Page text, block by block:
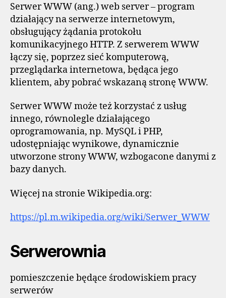
Serwer WWW (ang.) web server – program
działający na serwerze internetowym,
obsługujący żądania protokołu
komunikacyjnego HTTP. Z serwerem WWW
łączy się, poprzez sieć komputerową,
przeglądarka internetowa, będąca jego
klientem, aby pobrać wskazaną stronę WWW.
Serwer WWW może też korzystać z usług
innego, równolegle działającego
oprogramowania, np. MySQL i PHP,
udostępniając wynikowe, dynamicznie
utworzone strony WWW, wzbogacone danymi z
bazy danych.
Więcej na stronie Wikipedia.org:
https://pl.m.wikipedia.org/wiki/Serwer_WWW
Serwerownia
pomieszczenie będące środowiskiem pracy
serwerów